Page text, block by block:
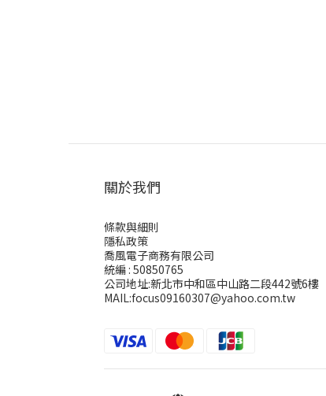
關於我們
條款與細則
隱私政策
喬風電子商務有限公司
統編 : 50850765
公司地址:新北市中和區中山路二段442號6樓
MAIL:focus09160307@yahoo.com.tw